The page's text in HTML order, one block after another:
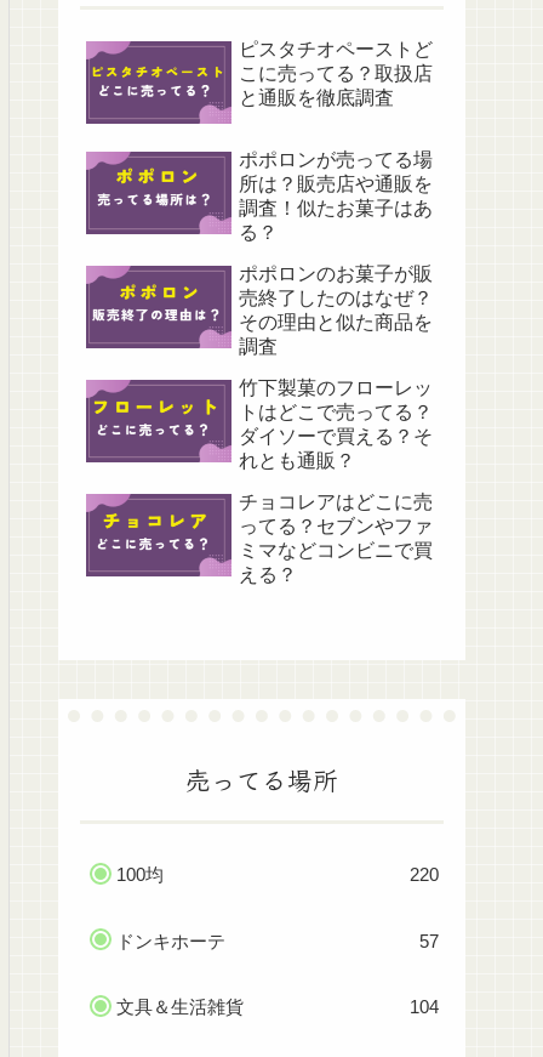
ピスタチオペーストど
こに売ってる？取扱店
と通販を徹底調査
ポポロンが売ってる場
所は？販売店や通販を
調査！似たお菓子はあ
る？
ポポロンのお菓子が販
売終了したのはなぜ？
その理由と似た商品を
調査
竹下製菓のフローレッ
トはどこで売ってる？
ダイソーで買える？そ
れとも通販？
チョコレアはどこに売
ってる？セブンやファ
ミマなどコンビニで買
える？
売ってる場所
100均 220
ドンキホーテ 57
文具＆生活雑貨 104